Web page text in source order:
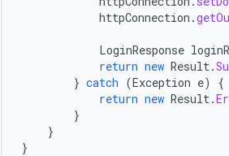
httpConnection .
LoginResponse
return new Result.
} catch (Exception e)
{
return new Result.
}
}
}